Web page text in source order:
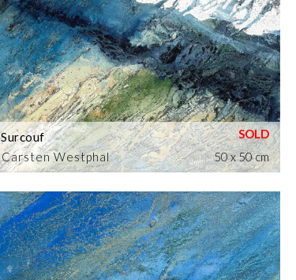
Carsten Westphal
Surcouf
50 x 50 cm